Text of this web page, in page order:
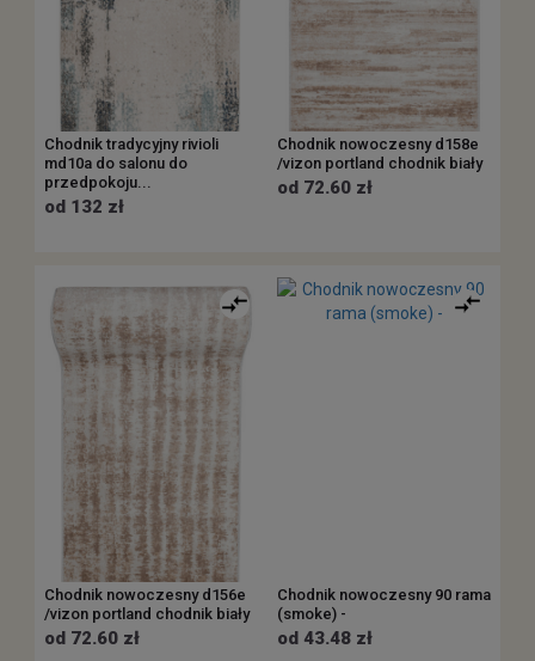
Chodnik tradycyjny rivioli
md10a do salonu do
przedpokoju...
od 132 zł
Chodnik nowoczesny d158e
/vizon portland chodnik biały
od 72.60 zł
Chodnik nowoczesny d156e
/vizon portland chodnik biały
od 72.60 zł
Chodnik nowoczesny 90 rama
(smoke) -
od 43.48 zł